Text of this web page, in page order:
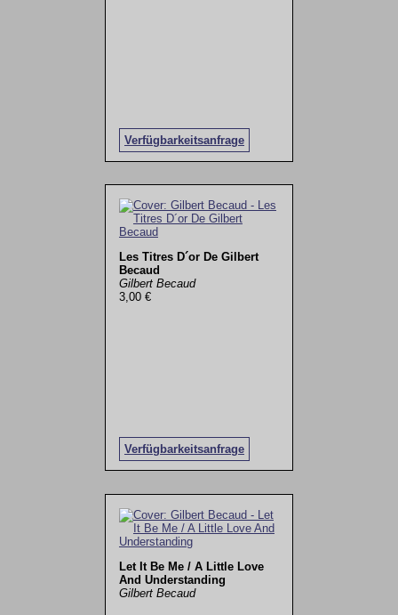
Verfügbarkeitsanfrage
Les Titres D´or De Gilbert
Becaud
Gilbert Becaud
3,00 €
Verfügbarkeitsanfrage
Let It Be Me / A Little Love
And Understanding
Gilbert Becaud